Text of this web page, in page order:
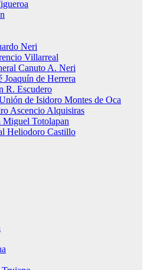
Neri
Villarreal
Canuto A. Neri
Joaquín de Herrera
R. Escudero
de Isidoro Montes de Oca
Ascencio Alquisiras
Totolapan
Heliodoro Castillo